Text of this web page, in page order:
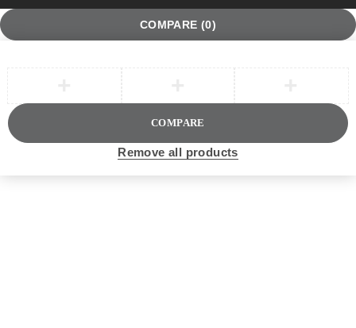
COMPARE (0)
COMPARE
Remove all products